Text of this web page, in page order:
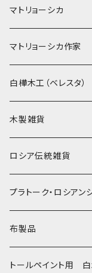
マトリョーシカ
ノン入れ子マトリョー
イコンモチーフ
クリスマス
ノリンスクの子達
動物マトリョーシカ
セミョーノフの子達
その他のマトショー
マトリョーシカ作家
イリーナ・ヴァトゥル
タマラ・コリエワ
ナジェジダ・イワンツォ
リュボーフィ・ブズイ
タチアナ ドゥビニッチ
エレナ・イワンツォワ
白樺木工（ベレスタ）
型押しの箱
キャニスター
白樺編み
トレイ・平皿
白樺靴
木製雑貨
ニードルケース・お針
ベル・起きあがりこぼ
オルゴール
キッチン
ロシア伝統雑貨
ホフロマ
アルハンゲリスク
ゴロジェッツ
プラトーク・ロシアン
布製品
キッチンクロス
トールペイント用